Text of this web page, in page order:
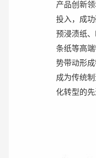
产品创新
投入，成功
预浸渍纸
条纸等高
势带动形成
成为传统
化转型的先